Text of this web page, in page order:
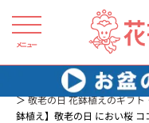
メニュー
花キューピット
敬老の日
敬老の日 花鉢植えのギフ
鉢植え】敬老の日 におい桜